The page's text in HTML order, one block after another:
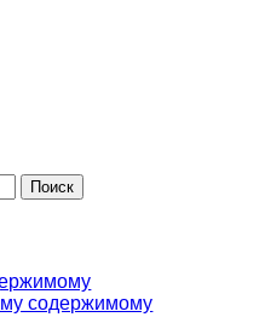
содержимому